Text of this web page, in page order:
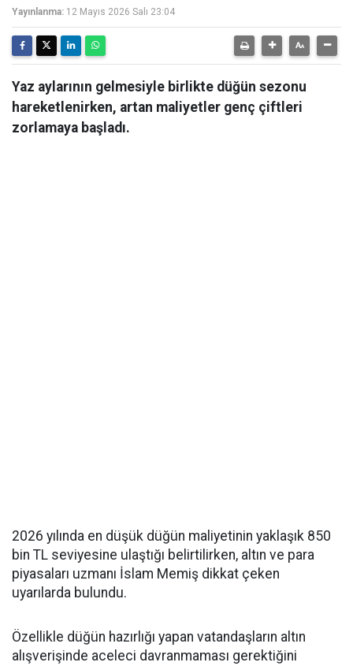
Yayınlanma: 12 Mayıs 2026 Salı 23:04
Yaz aylarının gelmesiyle birlikte düğün sezonu
hareketlenirken, artan maliyetler genç çiftleri
zorlamaya başladı.
2026 yılında en düşük düğün maliyetinin yaklaşık 850
bin TL seviyesine ulaştığı belirtilirken, altın ve para
piyasaları uzmanı İslam Memiş dikkat çeken
uyarılarda bulundu.
Özellikle düğün hazırlığı yapan vatandaşların altın
alışverişinde aceleci davranmaması gerektiğini